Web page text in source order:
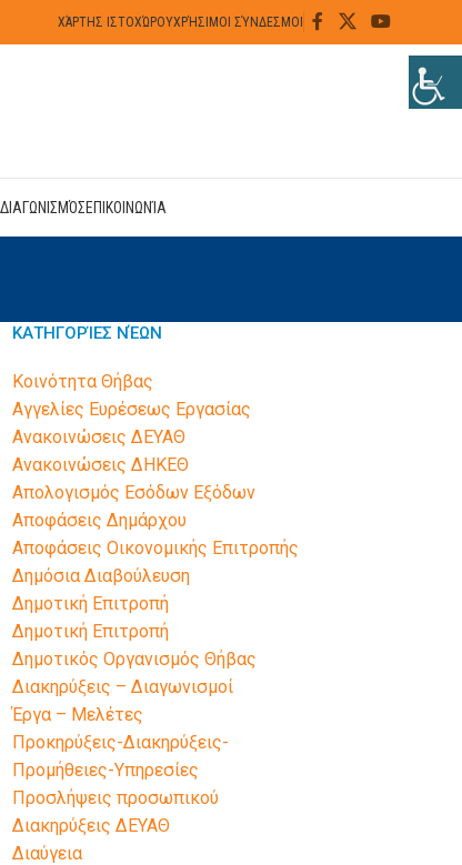
ΧΆΡΤΗΣ ΙΣΤΟΧΏΡΟΥΧΡΉΣΙΜΟΙ ΣΎΝΔΕΣΜΟΙ
ΕΠΙΚΟΙΝΩΝΊΑ
ΚΑΤΗΓΟΡΊΕΣ ΝΈΩΝ
Kοινότητα Θήβας
Αγγελίες Ευρέσεως Εργασίας
Ανακοινώσεις ΔΕΥΑΘ
Ανακοινώσεις ΔΗΚΕΘ
Απολογισμός Εσόδων Εξόδων
Αποφάσεις Δημάρχου
Αποφάσεις Οικονομικής Επιτροπής
Δημόσια Διαβούλευση
Δημοτική Επιτροπή
Δημοτική Επιτροπή
Δημοτικός Οργανισμός Θήβας
Διακηρύξεις – Διαγωνισμοί
Έργα – Μελέτες
Προκηρύξεις-Διακηρύξεις-
Προμήθειες-Υπηρεσίες
Προσλήψεις προσωπικού
Διακηρύξεις ΔΕΥΑΘ
Διαύγεια